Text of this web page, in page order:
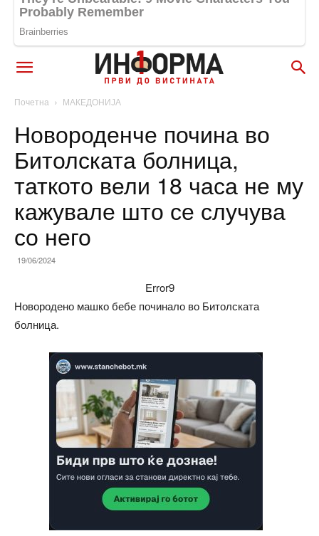
Почетна МАКЕДОНИЈА
Новороденче почина во
Битолската болница,
таткото вели 18 часа не му
кажувале што се случува
со него
19/06/2024
Error9
Новородено машко бебе починало во Битолската
болница.